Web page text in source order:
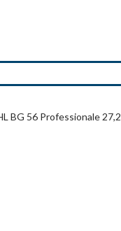
BG 56 Professionale 27,2